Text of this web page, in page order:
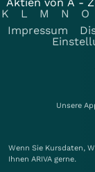
Aktien von A -
K
L M N O
Impressum
Unsere
Wenn Sie Kursdaten,
Ihnen ARIVA gerne.